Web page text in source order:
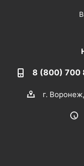
8 (800) 700
г.